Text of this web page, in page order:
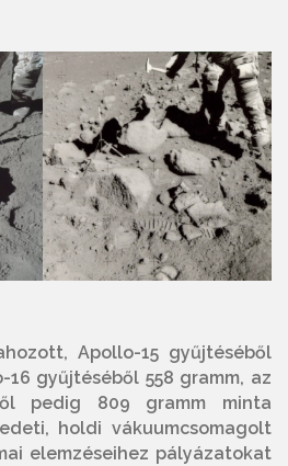
Apollo-15 gyűjtéséből
16 gyűjtéséből 558 gramm, az
pedig 809 gramm minta
holdi vákuumcsomagolt
elemzéseihez pályázatokat